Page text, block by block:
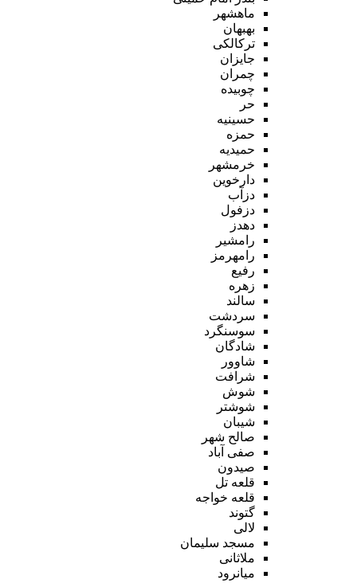
ماهشهر
بهبهان
ترکالکی
جایزان
چمران
چوبیده
حر
حسینیه
حمزه
حمیدیه
خرمشهر
دارخوین
دزآب
دزفول
دهدز
رامشیر
رامهرمز
رفیع
زهره
سالند
سردشت
سوسنگرد
شادگان
شاوور
شرافت
شوش
شوشتر
شیبان
صالح شهر
صفی آباد
صیدون
قلعه تل
قلعه خواجه
گتوند
لالی
مسجد سلیمان
ملاثانی
میانرود